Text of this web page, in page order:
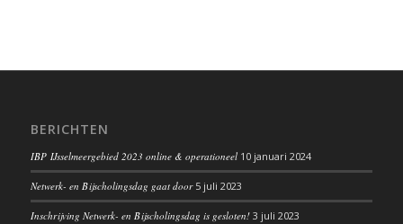
BERICHTEN
IBP IJsselmeergebied 2023 online & operationeel 10 januari 2024
Netwerk- en Bijscholingsdag gaat door 5 juli 2023
Inschrijving Netwerk- en Bijscholingsdag is gesloten! 3 juli 2023